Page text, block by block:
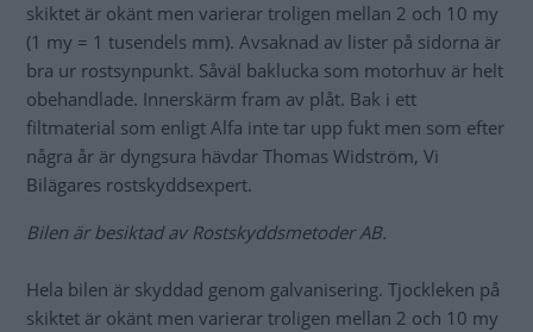
skiktet är okänt men varierar troligen mellan 2 och 10 my
(1 my = 1 tusendels mm). Avsaknad av lister på sidorna är
bra ur rostsynpunkt. Såväl baklucka som motorhuv är helt
obehandlade. Innerskärm fram av plåt. Bak i ett
filtmaterial som enligt Alfa inte tar upp fukt men som efter
några år är dyngsura hävdar Thomas Widström, Vi
Bilägares rostskyddsexpert.
Bilen är besiktad av Rostskyddsmetoder AB.
Hela bilen är skyddad genom galvanisering. Tjockleken på
skiktet är okänt men varierar troligen mellan 2 och 10 my